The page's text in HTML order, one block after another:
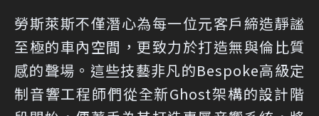
勞斯萊斯不僅潛心為每一位元客戶締造靜謐
至極的車內空間，更致力於打造無與倫比質
感的聲場。這些技藝非凡的Bespoke高級定
制音響工程師們從全新Ghost架構的設計階